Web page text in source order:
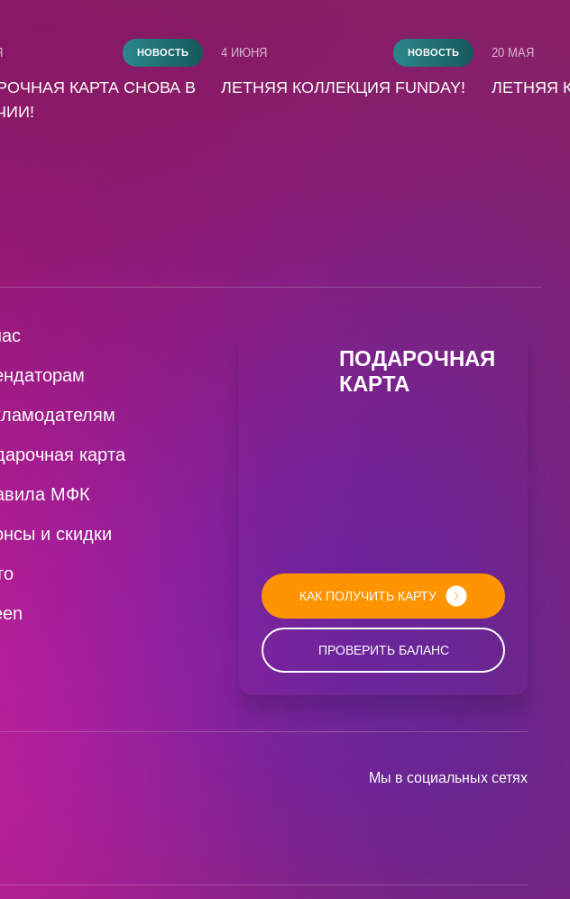
НОВОСТЬ
КАРТА СНОВА В
4 ИЮНЯ НОВОСТЬ
ЛЕТНЯЯ КОЛЛЕКЦИЯ FUNDAY!
20 МАЯ
ЛЕТНЯЯ
карта
МФК
и скидки
ПОДАРОЧНАЯ
КАРТА
КАК ПОЛУЧИТЬ КАРТУ
ПРОВЕРИТЬ БАЛАНС
Мы в социальных сетях